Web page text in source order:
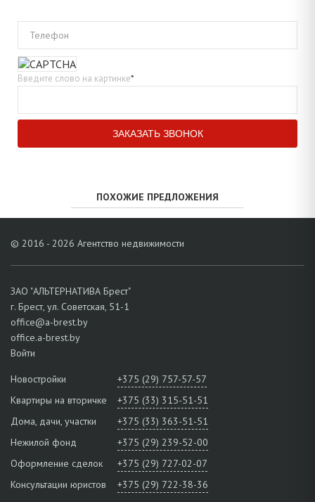
Телефон
Введите слово на картинке*
ПОХОЖИЕ ПРЕДЛОЖЕНИЯ
© 2016 - 2026 Агентство недвижимости
ЗАО "АЛЬТЕРНАТИВА Брест"
г. Брест, ул. Советская, 51-1
office@a-brest.by
office.a-brest.by
Войти
Новостройки
+375 (29) 757-57-57
Квартиры на вторичке
+375 (33) 315-51-51
Дома, дачи, участки
+375 (33) 363-51-51
Нежилой фонд
+375 (29) 239-52-00
Оформление сделок
+375 (29) 727-02-07
Консультации юристов
+375 (29) 722-38-36